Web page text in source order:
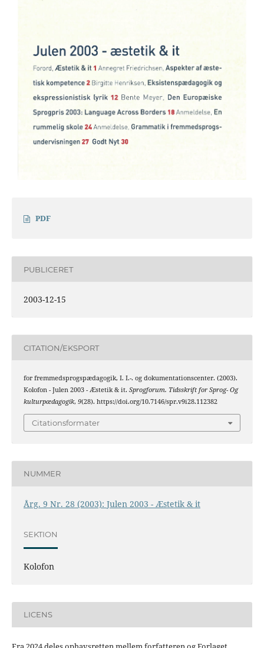
PDF
PUBLICERET
2003-12-15
CITATION/EKSPORT
for fremmedsprogspædagogik, I. I.-. og dokumentationscenter. (2003).
Kolofon - Julen 2003 - Æstetik & it. Sprogforum. Tidsskrift for Sprog- Og
kulturpædagogik, 9(28). https://doi.org/10.7146/spr.v9i28.112382
Citationsformater
NUMMER
Årg. 9 Nr. 28 (2003): Julen 2003 - Æstetik & it
SEKTION
Kolofon
LICENS